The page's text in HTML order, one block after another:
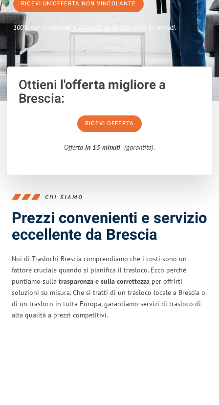
RICEVI UN'OFFERTA NON VINCOLANTE
100% non vincolante – Risposta garantita entro 15 minuti.
Ottieni l'offerta migliorea
Brescia:
RICEVI OFFERTA
Offerta in 15 minuti (garantita).
CHI SIAMO
Prezzi convenienti e servizio
eccellente da Brescia
Noi di Traslochi Brescia comprendiamo che i costi sono un
fattore cruciale quando si pianifica il trasloco. Ecco perché
puntiamo sulla trasparenza e sulla correttezza per offrirti
soluzioni su misura. Che si tratti di un trasloco locale a Brescia o
di un trasloco in tutta Europa, garantiamo servizi di trasloco di
alta qualità a prezzi competitivi.